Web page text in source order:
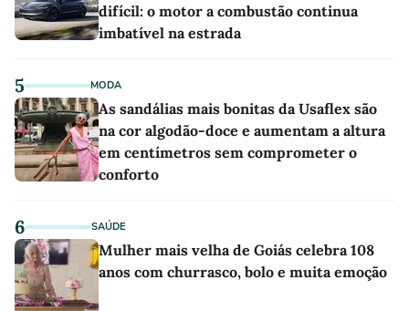
difícil: o motor a combustão continua
imbatível na estrada
5 MODA
As sandálias mais bonitas da Usaflex são
na cor algodão-doce e aumentam a altura
em centímetros sem comprometer o
conforto
6 SAÚDE
Mulher mais velha de Goiás celebra 108
anos com churrasco, bolo e muita emoção